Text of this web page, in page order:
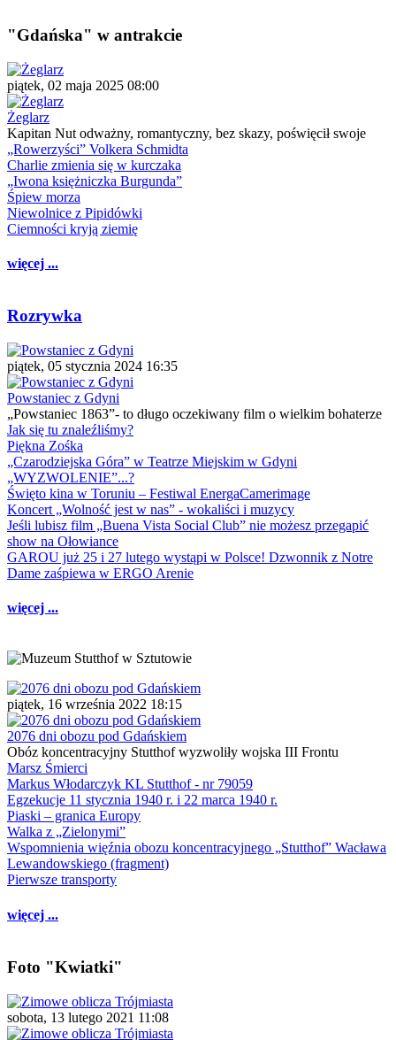
"Gdańska" w antrakcie
piątek, 02 maja 2025 08:00
Żeglarz
Kapitan Nut odważny, romantyczny, bez skazy, poświęcił swoje
„Rowerzyści” Volkera Schmidta
Charlie zmienia się w kurczaka
„Iwona księżniczka Burgunda”
Śpiew morza
Niewolnice z Pipidówki
Ciemności kryją ziemię
więcej ...
Rozrywka
piątek, 05 stycznia 2024 16:35
Powstaniec z Gdyni
„Powstaniec 1863”- to długo oczekiwany film o wielkim bohaterze
Jak się tu znaleźliśmy?
Piękna Zośka
„Czarodziejska Góra” w Teatrze Miejskim w Gdyni
„WYZWOLENIE”...?
Święto kina w Toruniu – Festiwal EnergaCamerimage
Koncert „Wolność jest w nas” - wokaliści i muzycy
Jeśli lubisz film „Buena Vista Social Club” nie możesz przegapić
show na Ołowiance
GAROU już 25 i 27 lutego wystąpi w Polsce! Dzwonnik z Notre
Dame zaśpiewa w ERGO Arenie
więcej ...
piątek, 16 września 2022 18:15
2076 dni obozu pod Gdańskiem
Obóz koncentracyjny Stutthof wyzwoliły wojska III Frontu
Marsz Śmierci
Markus Włodarczyk KL Stutthof - nr 79059
Egzekucje 11 stycznia 1940 r. i 22 marca 1940 r.
Piaski – granica Europy
Walka z „Zielonymi”
Wspomnienia więźnia obozu koncentracyjnego „Stutthof” Wacława
Lewandowskiego (fragment)
Pierwsze transporty
więcej ...
Foto "Kwiatki"
sobota, 13 lutego 2021 11:08